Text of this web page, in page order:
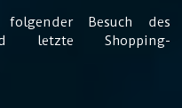
Besuch des
letzte Shopping-